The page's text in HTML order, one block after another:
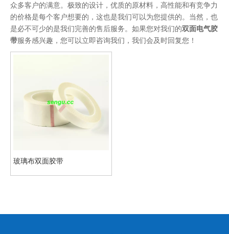
众多客户的满意。极致的设计，优质的原材料，高性能和有竞争力
的价格是每个客户想要的，这也是我们可以为您提供的。当然，也
是必不可少的是我们完善的售后服务。如果您对我们的双面电气胶
带服务感兴趣，您可以立即咨询我们，我们会及时回复您！
玻璃布双面胶带